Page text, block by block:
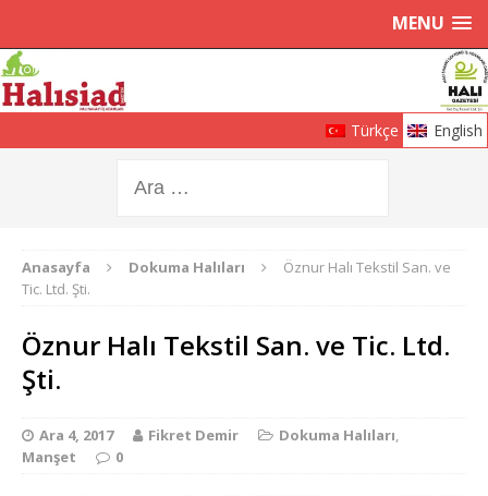
MENU
Türkçe English
Anasayfa Dokuma Halıları
Öznur Halı Tekstil San. ve
Tic. Ltd. Şti.
Öznur Halı Tekstil San. ve Tic. Ltd.
Şti.
Ara 4, 2017 Fikret Demir Dokuma Halıları,
Manşet
0